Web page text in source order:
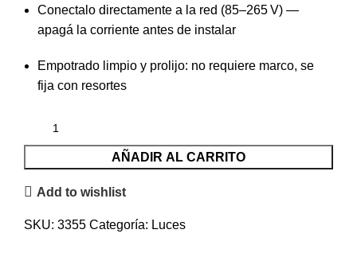
Conectalo directamente a la red (85–265 V) —
apagá la corriente antes de instalar
Empotrado limpio y prolijo: no requiere marco, se
fija con resortes
AÑADIR AL CARRITO
Add to wishlist
SKU: 3355 Categoría: Luces